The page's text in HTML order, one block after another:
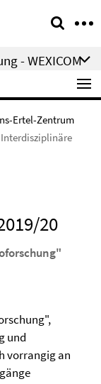
- WEXICOM
Ertel-Zentrum
Interdisziplinäre
20
und
vorrangig an